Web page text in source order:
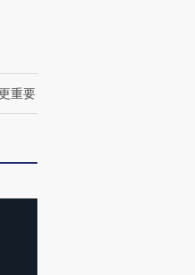
重要